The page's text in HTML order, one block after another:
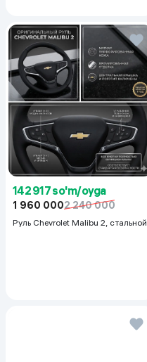
142 917 so'm/oyga
1 960 0002 240 000
Руль Chevrolet Malibu 2, cтальной